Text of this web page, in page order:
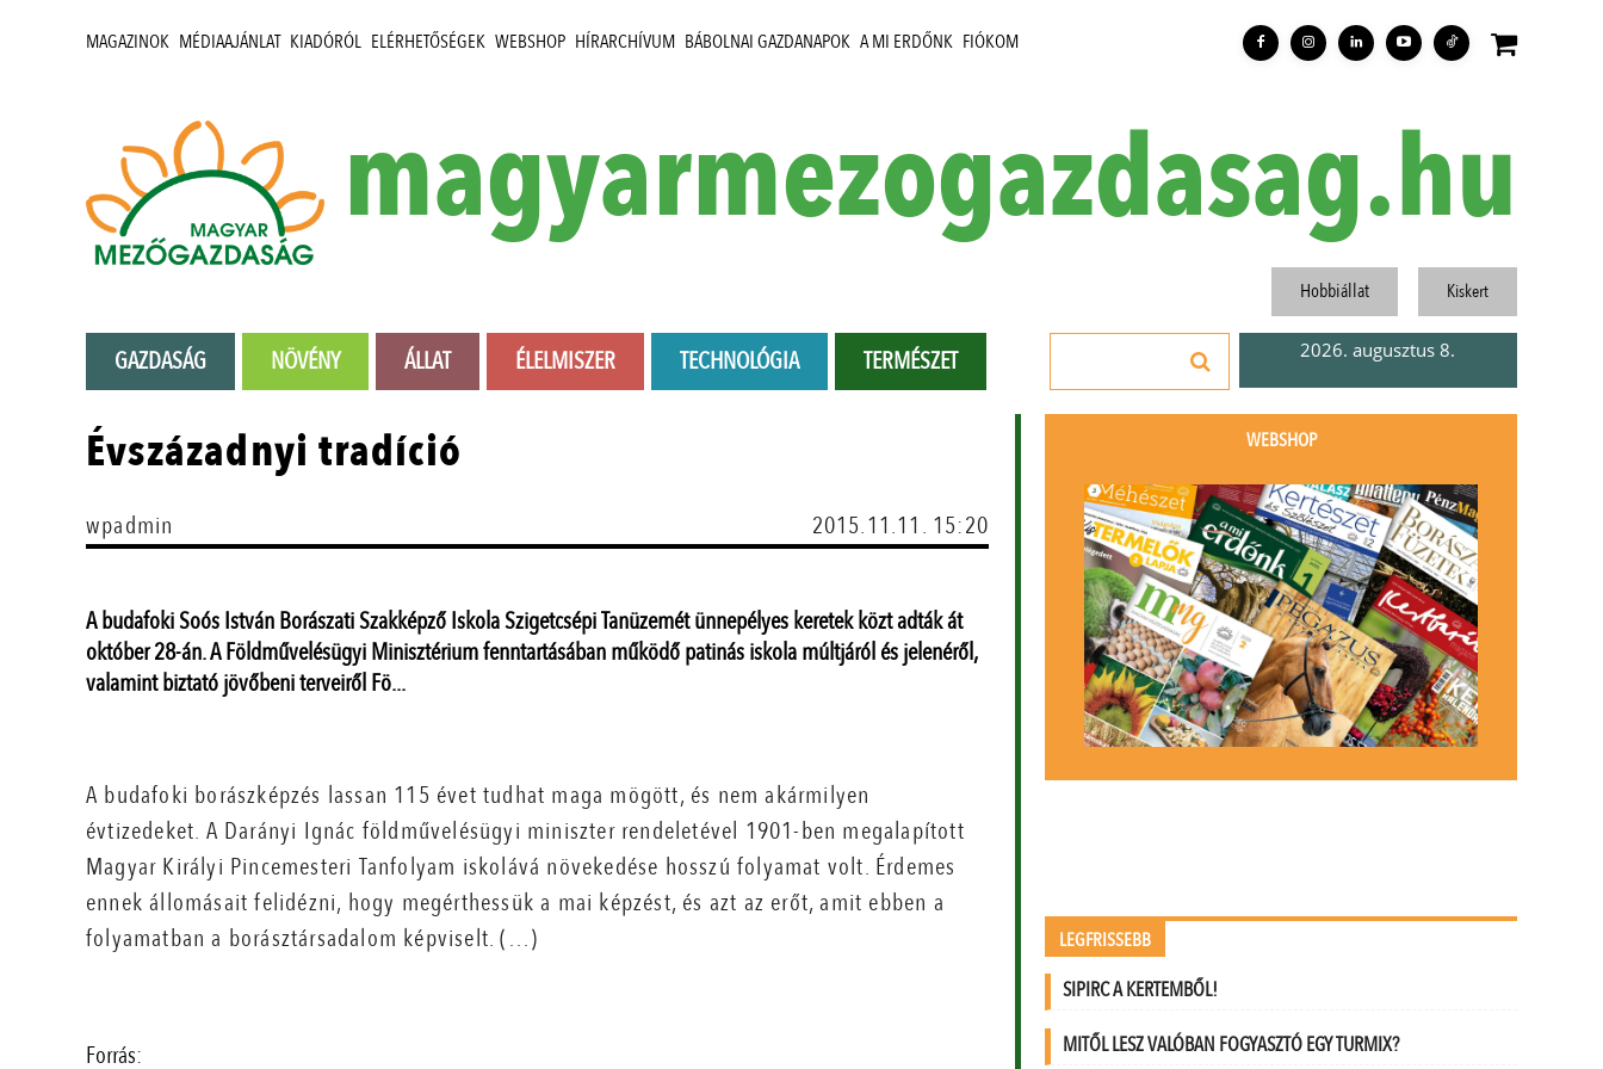
MAGAZINOK MÉDIAAJÁNLAT KIADÓRÓL ELÉRHETŐSÉGEK WEBSHOP HÍRARCHÍVUM BÁBOLNAI GAZDANAPOK A MI ERDŐNK FIÓKOM
magyarmezogazdasag.hu
GAZDASÁG NÖVÉNY ÁLLAT ÉLELMISZER TECHNOLÓGIA TERMÉSZET
Hobbiállat Kiskert
2026. augusztus 8.
Évszázadnyi tradíció
wpadmin 2015.11.11. 15:20
A budafoki Soós István Borászati Szakképző Iskola Szigetcsépi Tanüzemét ünnepélyes keretek közt adták át
október 28-án. A Földművelésügyi Minisztérium fenntartásában működő patinás iskola múltjáról és jelenéről,
valamint biztató jövőbeni terveiről Fö...
A budafoki borászképzés lassan 115 évet tudhat maga mögött, és nem akármilyen
évtizedeket. A Darányi Ignác földművelésügyi miniszter rendeletével 1901-ben megalapított
Magyar Királyi Pincemesteri Tanfolyam iskolává növekedése hosszú folyamat volt. Érdemes
ennek állomásait felidézni, hogy megérthessük a mai képzést, és azt az erőt, amit ebben a
folyamatban a borásztársadalom képviselt. (…)
Forrás:
WEBSHOP
LEGFRISSEBB
SIPIRC A KERTEMBŐL!
MITŐL LESZ VALÓBAN FOGYASZTÓ EGY TURMIX?